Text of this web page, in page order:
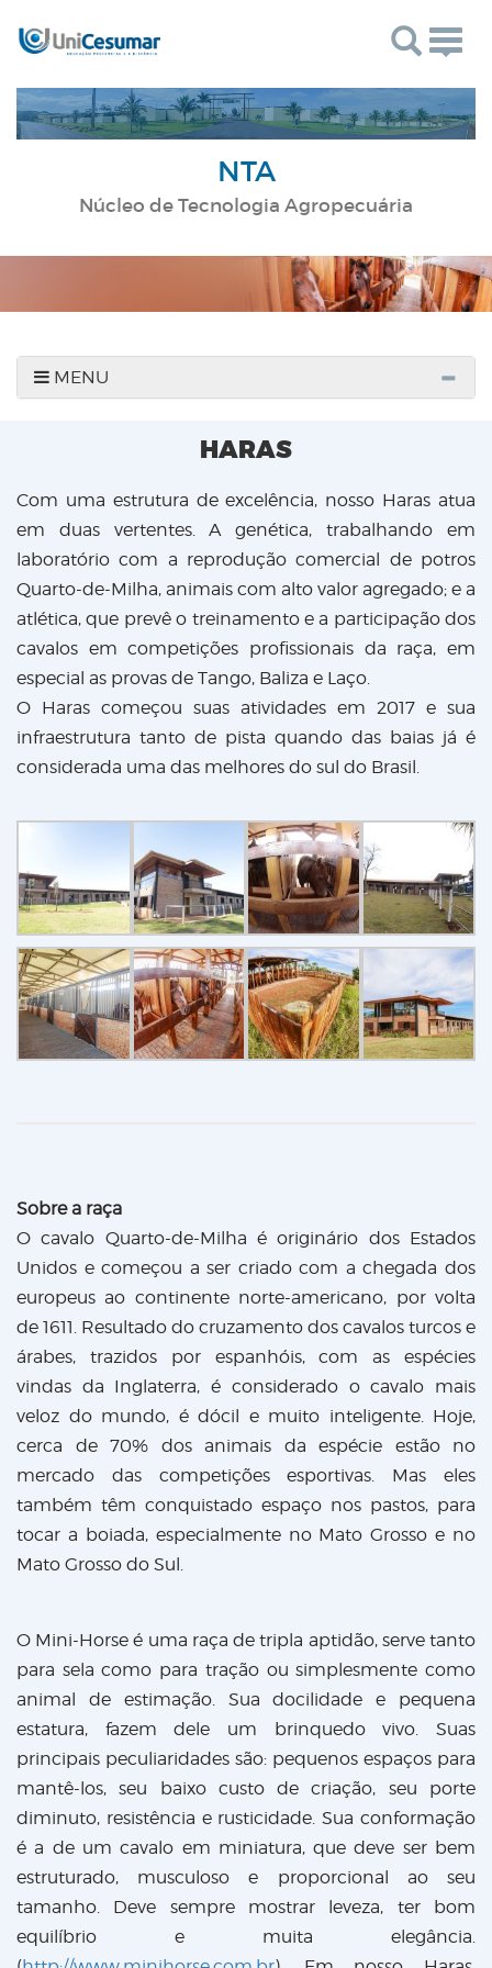
NTA
Núcleo de Tecnologia Agropecuária
MENU
HARAS
Com uma estrutura de excelência, nosso Haras atua
em duas vertentes. A genética, trabalhando em
laboratório com a reprodução comercial de potros
Quarto-de-Milha, animais com alto valor agregado; e a
atlética, que prevê o treinamento e a participação dos
cavalos em competições profissionais da raça, em
especial as provas de Tango, Baliza e Laço.
O Haras começou suas atividades em 2017 e sua
infraestrutura tanto de pista quando das baias já é
considerada uma das melhores do sul do Brasil.
Sobre a raça
O cavalo Quarto-de-Milha é originário dos Estados
Unidos e começou a ser criado com a chegada dos
europeus ao continente norte-americano, por volta
de 1611. Resultado do cruzamento dos cavalos turcos e
árabes, trazidos por espanhóis, com as espécies
vindas da Inglaterra, é considerado o cavalo mais
veloz do mundo, é dócil e muito inteligente. Hoje,
cerca de 70% dos animais da espécie estão no
mercado das competições esportivas. Mas eles
também têm conquistado espaço nos pastos, para
tocar a boiada, especialmente no Mato Grosso e no
Mato Grosso do Sul.
O Mini-Horse é uma raça de tripla aptidão, serve tanto
para sela como para tração ou simplesmente como
animal de estimação. Sua docilidade e pequena
estatura, fazem dele um brinquedo vivo. Suas
principais peculiaridades são: pequenos espaços para
mantê-los, seu baixo custo de criação, seu porte
diminuto, resistência e rusticidade. Sua conformação
é a de um cavalo em miniatura, que deve ser bem
estruturado, musculoso e proporcional ao seu
tamanho. Deve sempre mostrar leveza, ter bom
equilíbrio e muita elegância.